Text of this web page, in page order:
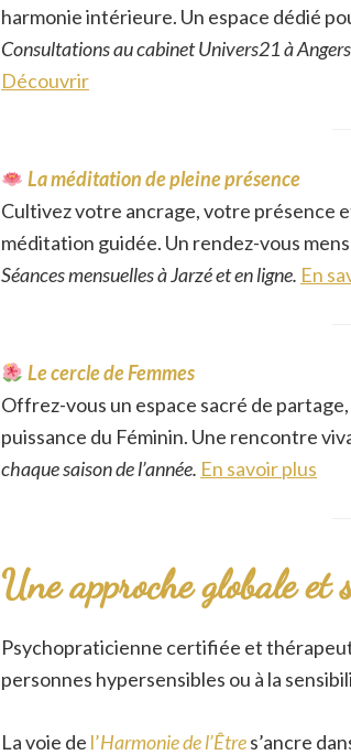
harmonie intérieure. Un espace dédié
Consultations au cabinet Univers21 à
Découvrir
La méditation de pleine présence
Cultivez votre ancrage, votre présence
méditation guidée. Un rendez-vous
Séances mensuelles à Jarzé et en ligne. En
Le cercle de Femmes
Offrez-vous un espace sacré de
puissance du Féminin. Une rencontre
chaque saison de l’année. En savoir plus
Une approche globale et
Psychopraticienne certifiée et
personnes hypersensibles ou à la
La voie de l’Harmonie de l’Êtres’ancre